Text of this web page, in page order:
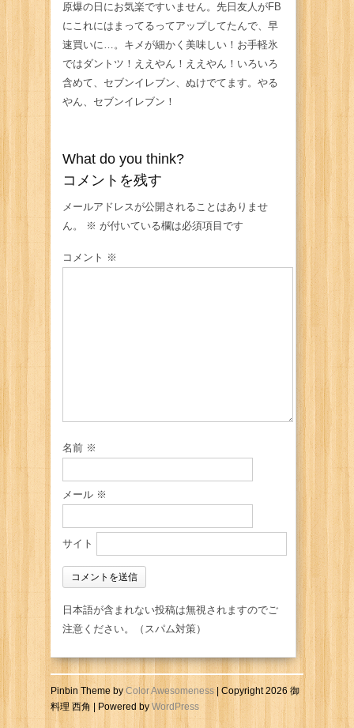
原爆の日にお気楽ですいません。先日友人がFB
にこれにはまってるってアップしてたんで、早
速買いに…。キメが細かく美味しい！お手軽氷
ではダントツ！ええやん！ええやん！いろいろ
含めて、セブンイレブン、ぬけでてます。やる
やん、セブンイレブン！
What do you think?
コメントを残す
メールアドレスが公開されることはありませ
ん。
※ が付いている欄は必須項目です
コメント ※
名前 ※
メール ※
サイト
日本語が含まれない投稿は無視されますのでご
注意ください。（スパム対策）
Pinbin Theme byColor Awesomeness| Copyright 2026 御
料理 西角 | Powered by WordPress